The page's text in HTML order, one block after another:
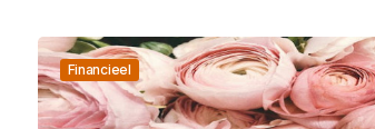
Financieel